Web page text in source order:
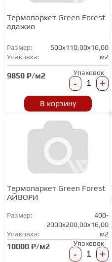
Термопаркет Green Forest
адажио
Размер:
500x110,00x16,00
Упаковка:
м2
9850 ₽/м2 Упаковок
- +
В корзину
Термопаркет Green Forest
АЙВОРИ
Размер:
400-
2000x200,00x16,00
Упаковка:
м2
10000 ₽/м2 Упаковок
- +